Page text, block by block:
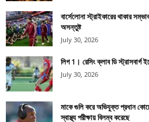
বার্সেলোনা স্ট্রাইকারের থাকার
অসন্তুষ্ট
July 30, 2026
লিগ 1। রেসিং ক্লাব ডি স্ট্রাসবার্গ
July 30, 2026
মাকে গুলি করে অভিযুক্ত প্রধান
স্বাস্থ্য পরীক্ষায় বিলম্ব করেছে